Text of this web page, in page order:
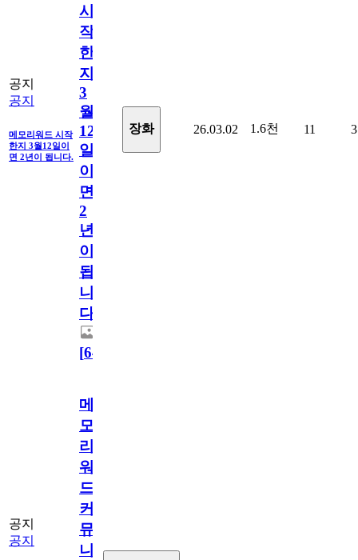
공지
공지
메모리워드 시작
한지 3월12일이
면 2년이 됩니다.
시
작
한
지
3
월
12
일
이
면
2
년
이
됩
니
다.
[64
장화 26.03.02 1.6천 11 3
공지
공지
메
모
리
워
드
커
뮤
니